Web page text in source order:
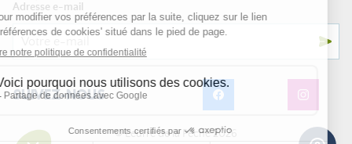
Adresse e-mail
SUIVEZ-NOUS
© Leurre de la Pêche 2026